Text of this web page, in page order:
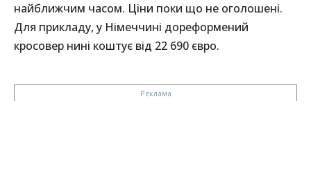
найближчим часом. Ціни поки що не оголошені.
Для прикладу, у Німеччині дореформений
кросовер нині коштує від 22 690 євро.